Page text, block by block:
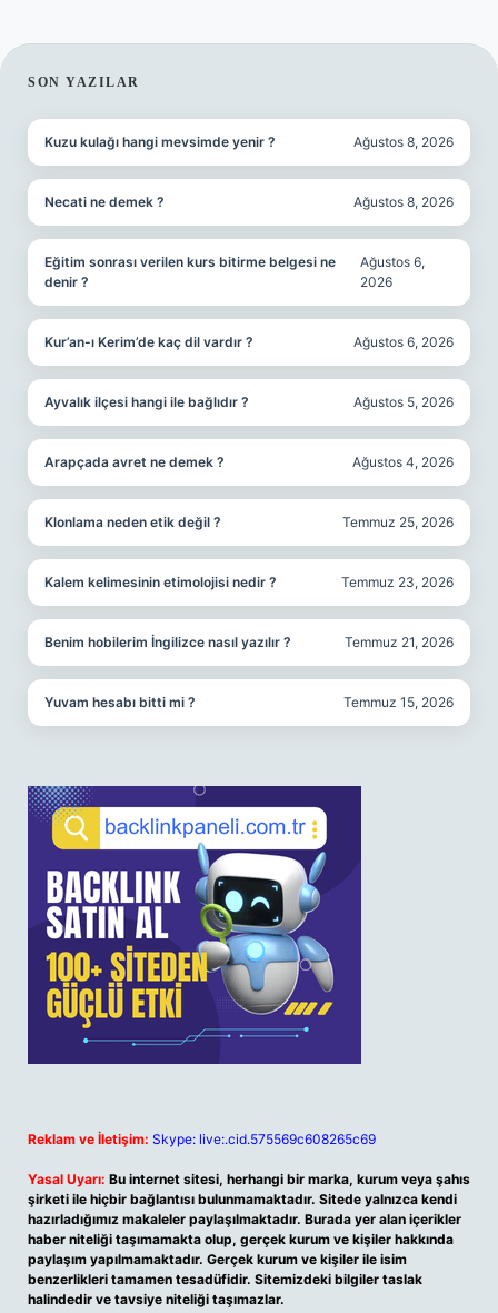
SIDEBAR
SON YAZILAR
Kuzu kulağı hangi mevsimde yenir ? Ağustos 8, 2026
Necati ne demek ? Ağustos 8, 2026
Eğitim sonrası verilen kurs bitirme belgesi ne
denir ?
Ağustos 6,
2026
Kur’an-ı Kerim’de kaç dil vardır ? Ağustos 6, 2026
Ayvalık ilçesi hangi ile bağlıdır ? Ağustos 5, 2026
Arapçada avret ne demek ? Ağustos 4, 2026
Klonlama neden etik değil ? Temmuz 25, 2026
Kalem kelimesinin etimolojisi nedir ? Temmuz 23, 2026
Benim hobilerim İngilizce nasıl yazılır ? Temmuz 21, 2026
Yuvam hesabı bitti mi ? Temmuz 15, 2026
Reklam ve İletişim: Skype: live:.cid.575569c608265c69
Yasal Uyarı: Bu internet sitesi, herhangi bir marka, kurum veya şahıs
şirketi ile hiçbir bağlantısı bulunmamaktadır. Sitede yalnızca kendi
hazırladığımız makaleler paylaşılmaktadır. Burada yer alan içerikler
haber niteliği taşımamakta olup, gerçek kurum ve kişiler hakkında
paylaşım yapılmamaktadır. Gerçek kurum ve kişiler ile isim
benzerlikleri tamamen tesadüfidir. Sitemizdeki bilgiler taslak
halindedir ve tavsiye niteliği taşımazlar.